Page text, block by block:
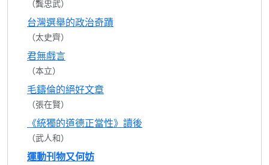
（龔忠武）
台灣選舉的政治奇蹟
（太史齊）
君無戲言
（本立）
毛鑄倫的絕好文章
（張在賢）
《統獨的道德正當性》讀後
（武人和）
運動刊物又何妨